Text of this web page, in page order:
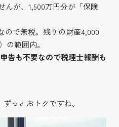
んが、1,500万円分が「保険
ので無税。残りの財産4,000
の範囲内。
告も不要なので税理士報酬も
っとおトクですね。